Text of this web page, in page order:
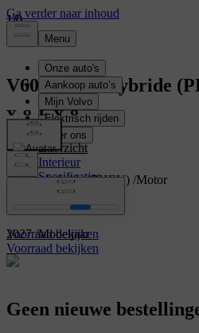
V60 Plug-in hybride
Overzicht
Interieur
Specificaties
Kenmerken
Voorraad bekijken
Voorraad bekijken
V60
Plug-in hybride (PHEV) /Motor
Categorie
2027 /Modeljaar
Geen nieuwe
1/0
1/0
1/0